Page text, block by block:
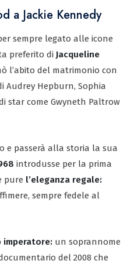
a Jackie Kennedy
sempre legato alle icone
preferito di Jacqueline
l’abito del matrimonio con
Audrey Hepburn, Sophia
star come Gwyneth Paltrow
e passerà alla storia la sua
introdusse per la prima
pure l’eleganza regale:
sempre fedele al
imperatore: un soprannome
del 2008 che